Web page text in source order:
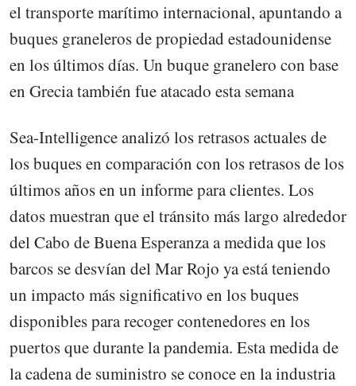
el transporte marítimo internacional, apuntando a
buques graneleros de propiedad estadounidense
en los últimos días. Un buque granelero con base
en Grecia también fue atacado esta semana
Sea-Intelligence analizó los retrasos actuales de
los buques en comparación con los retrasos de los
últimos años en un informe para clientes. Los
datos muestran que el tránsito más largo alrededor
del Cabo de Buena Esperanza a medida que los
barcos se desvían del Mar Rojo ya está teniendo
un impacto más significativo en los buques
disponibles para recoger contenedores en los
puertos que durante la pandemia. Esta medida de
la cadena de suministro se conoce en la industria